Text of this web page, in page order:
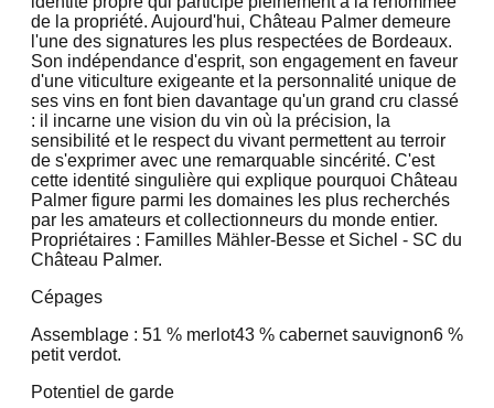
de la propriété. Aujourd'hui, Château Palmer demeure
l'une des signatures les plus respectées de Bordeaux.
Son indépendance d'esprit, son engagement en faveur
d'une viticulture exigeante et la personnalité unique de
ses vins en font bien davantage qu'un grand cru classé
: il incarne une vision du vin où la précision, la
sensibilité et le respect du vivant permettent au terroir
de s'exprimer avec une remarquable sincérité. C'est
cette identité singulière qui explique pourquoi Château
Palmer figure parmi les domaines les plus recherchés
par les amateurs et collectionneurs du monde entier.
Propriétaires : Familles Mähler-Besse et Sichel - SC du
Château Palmer.
Cépages
Assemblage : 51 % merlot43 % cabernet sauvignon6 %
petit verdot.
Potentiel de garde